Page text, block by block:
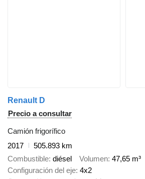
Renault D
Precio a consultar
Camión frigorífico
2017
505.893 km
Combustible diésel Volumen 47,65 m³
Configuración del eje 4x2